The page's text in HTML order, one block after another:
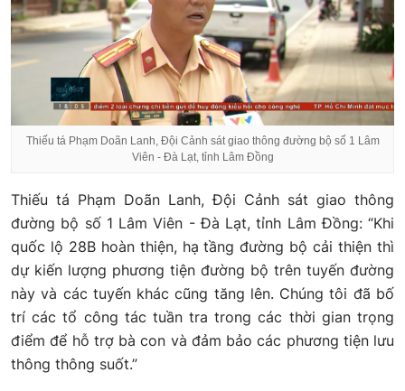
Thiếu tá Phạm Doãn Lanh, Đội Cảnh sát giao thông đường bộ số 1 Lâm
Viên - Đà Lạt, tỉnh Lâm Đồng
Thiếu tá Phạm Doãn Lanh, Đội Cảnh sát giao thông
đường bộ số 1 Lâm Viên - Đà Lạt, tỉnh Lâm Đồng: “Khi
quốc lộ 28B hoàn thiện, hạ tầng đường bộ cải thiện thì
dự kiến lượng phương tiện đường bộ trên tuyến đường
này và các tuyến khác cũng tăng lên. Chúng tôi đã bố
trí các tổ công tác tuần tra trong các thời gian trọng
điểm để hỗ trợ bà con và đảm bảo các phương tiện lưu
thông thông suốt.”